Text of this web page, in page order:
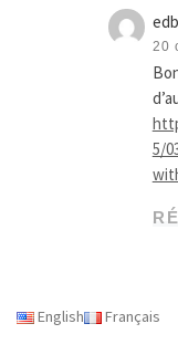
20
5/
English Français